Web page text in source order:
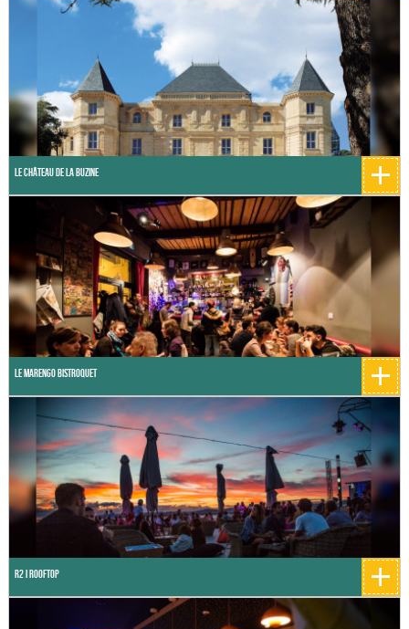
Le Château de la Buzine +
Le Marengo Bistroquet +
R2 I Rooftop +